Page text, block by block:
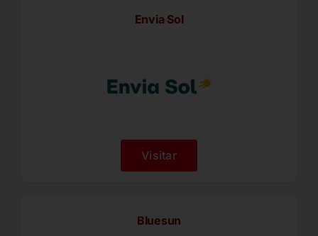
Envia Sol
Visitar
Bluesun